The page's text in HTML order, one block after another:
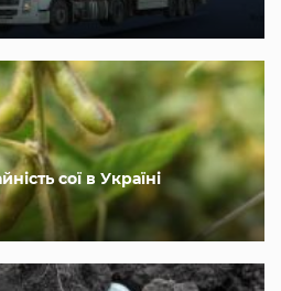
сої в Україні